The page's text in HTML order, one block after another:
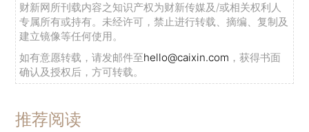
财新网所刊载内容之知识产权为财新传媒及/或相关权利人
专属所有或持有。未经许可，禁止进行转载、摘编、复制及
建立镜像等任何使用。
如有意愿转载，请发邮件至hello@caixin.com ，获得书面
确认及授权后，方可转载。
推荐阅读